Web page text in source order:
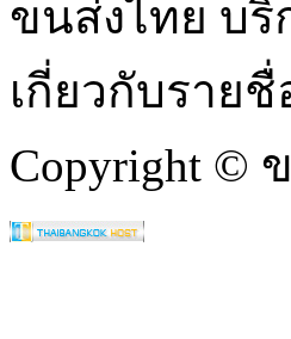
ขนส่งไทย บ
เกี่ยวกับราย
Copyright ©